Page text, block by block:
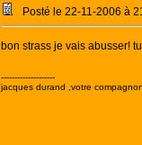
Posté le 22-11-2006 à
bon strass je vais abusser!
--------------------
jacques durand ,votre